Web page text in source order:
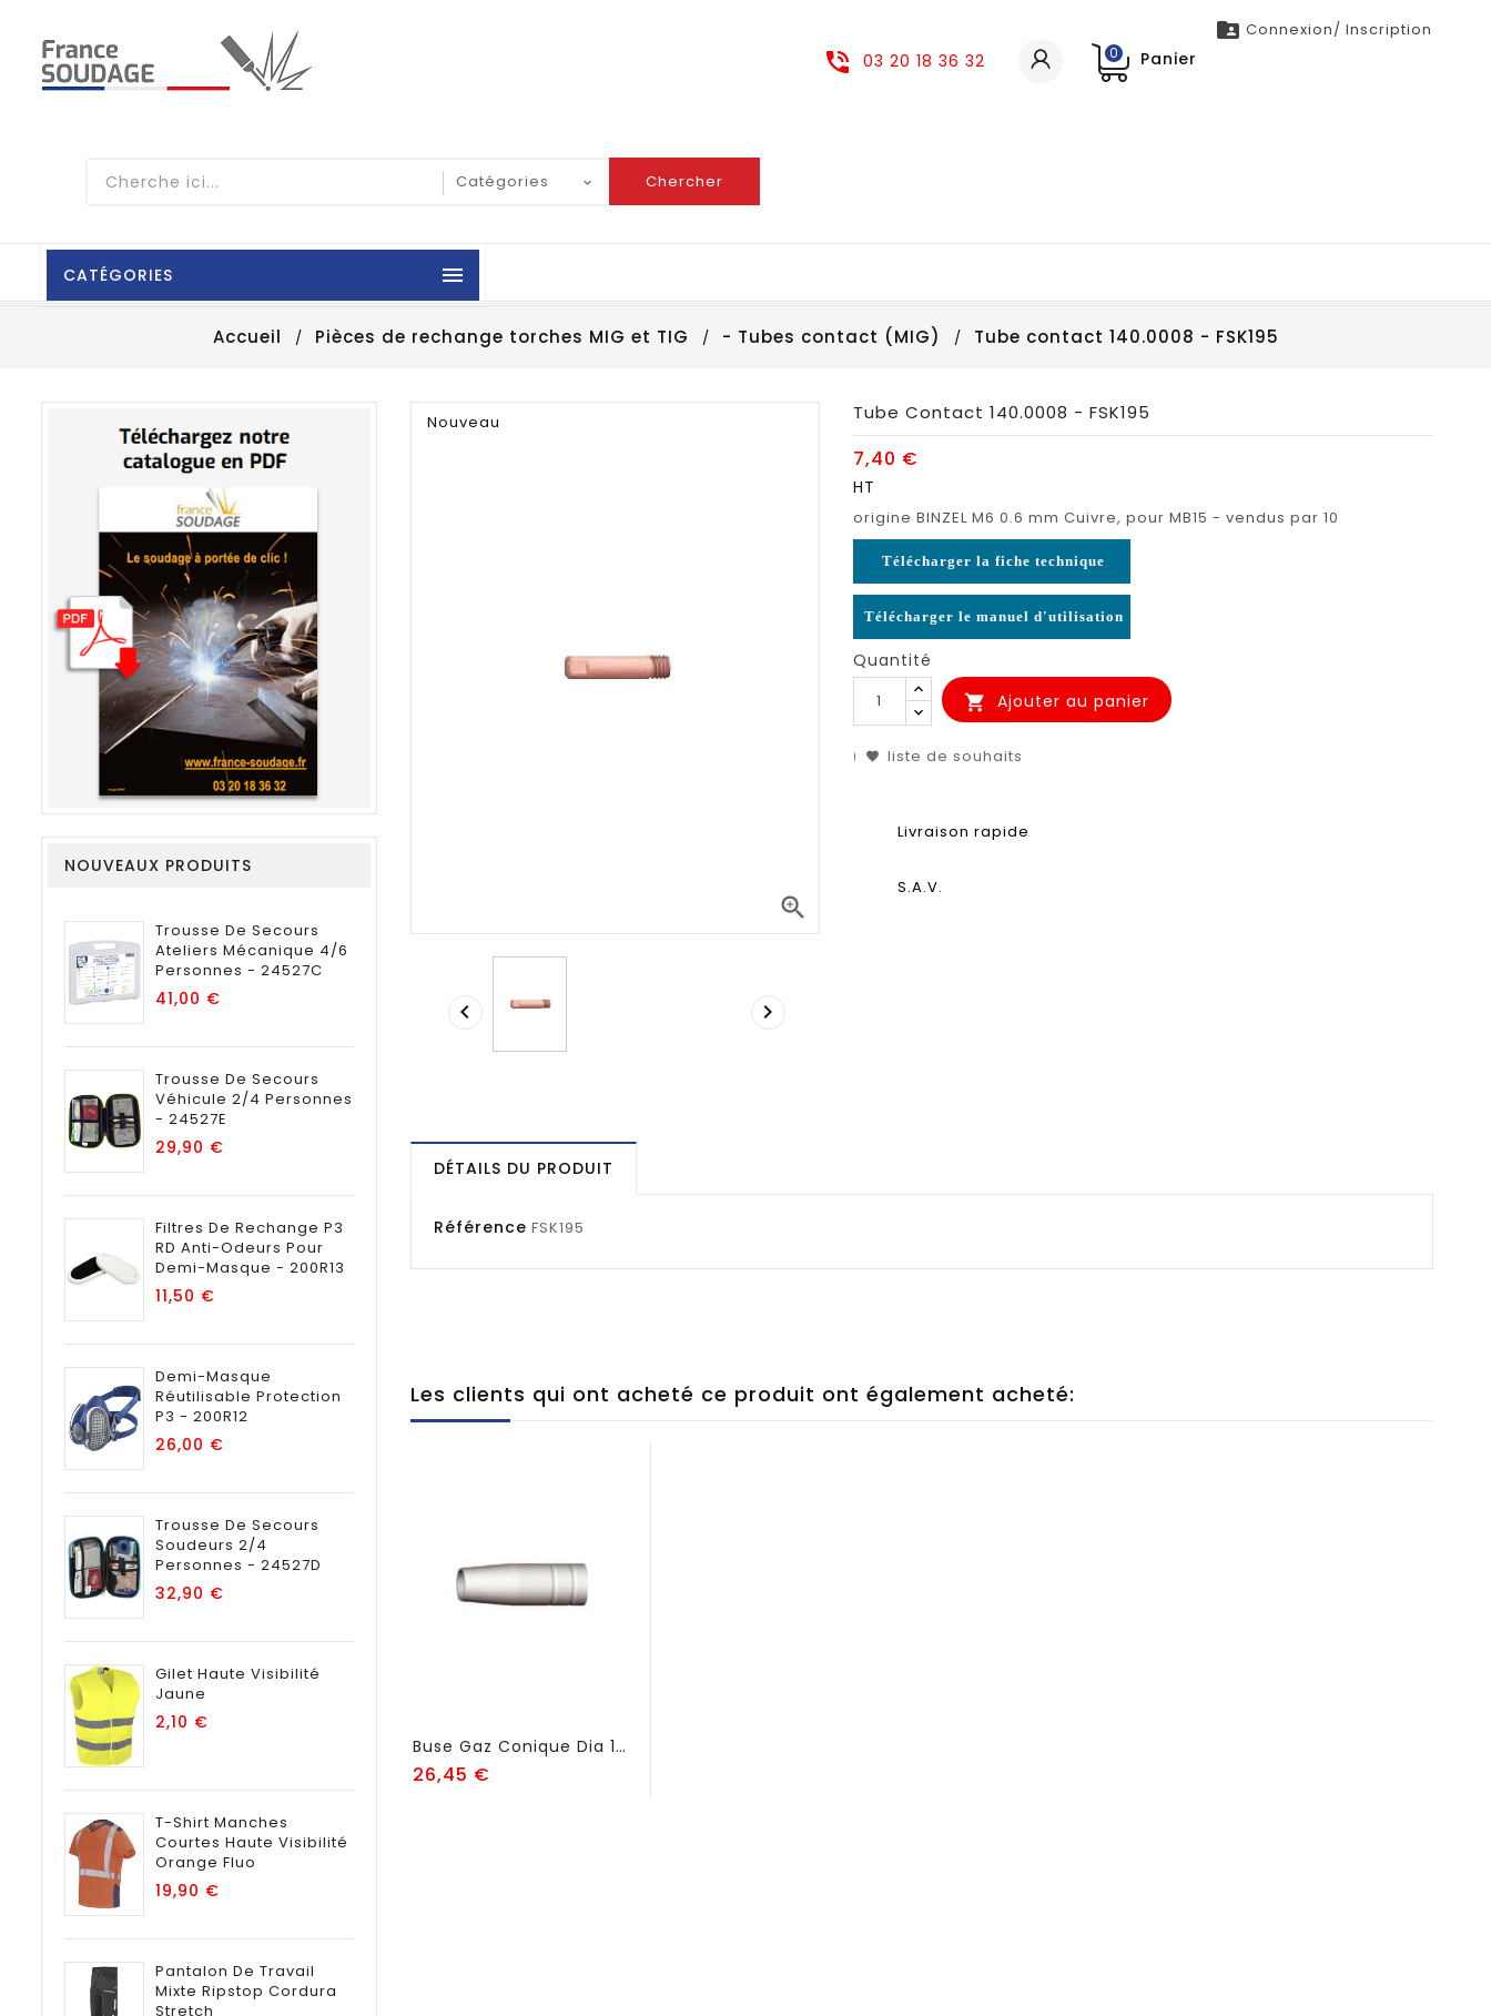
 Connexion/ Inscription
Panier
0
03 20 18 36 32
Chercher
CATÉGORIES 
Accueil Pièces de rechange torches MIG et TIG - Tubes contact (MIG) Tube contact 140.0008 - FSK195
NOUVEAUX PRODUITS
Trousse De Secours
Ateliers Mécanique 4/6
Personnes - 24527C
41,00 €
Trousse De Secours
Véhicule 2/4 Personnes
- 24527E
29,90 €
Filtres De Rechange P3
RD Anti-Odeurs Pour
Demi-Masque - 200R13
11,50 €
Demi-Masque
Réutilisable Protection
P3 - 200R12
26,00 €
Trousse De Secours
Soudeurs 2/4
Personnes - 24527D
32,90 €
Gilet Haute Visibilité
Jaune
2,10 €
T-Shirt Manches
Courtes Haute Visibilité
Orange Fluo
19,90 €
Pantalon De Travail
Mixte Ripstop Cordura
Stretch
Nouveau

 
Tube Contact 140.0008 - FSK195
7,40 €
HT
origine BINZEL M6 0.6 mm Cuivre, pour MB15 - vendus par 10
Télécharger la fiche technique
Télécharger le manuel d'utilisation
Quantité
 Ajouter au panier
liste de souhaits
Livraison rapide
S.A.V.
DÉTAILS DU PRODUIT
Référence FSK195
Les clients qui ont acheté ce produit ont également acheté:
Buse Gaz Conique Dia 12 145.0075 - FSK385
26,45 €